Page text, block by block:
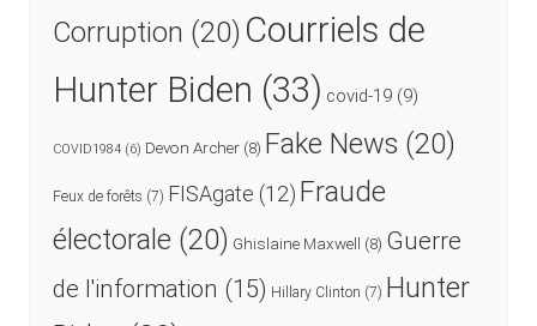
Corruption (20) Courriels de
Hunter Biden (33) covid-19(9)
COVID1984(6) Devon Archer(8) Fake News (20)
Feux de forêts (7) FISAgate (12) Fraude
électorale (20) Ghislaine Maxwell (8) Guerre
de l'information (15) Hillary Clinton (7) Hunter